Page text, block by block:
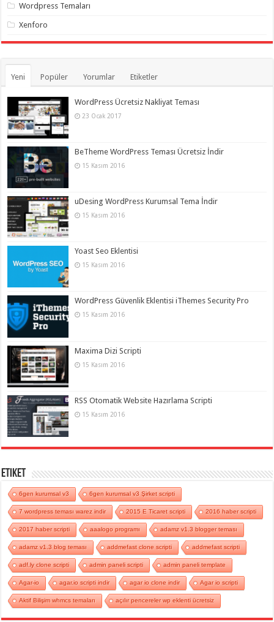
Wordpress Temaları
Xenforo
Yeni Popüler Yorumlar Etiketler
WordPress Ücretsiz Nakliyat Teması
23 Ocak 2017
BeTheme WordPress Teması Ücretsiz İndir
15 Kasım 2016
uDesing WordPress Kurumsal Tema İndir
15 Kasım 2016
Yoast Seo Eklentisi
15 Kasım 2016
WordPress Güvenlik Eklentisi iThemes Security Pro
15 Kasım 2016
Maxima Dizi Scripti
15 Kasım 2016
RSS Otomatik Website Hazırlama Scripti
15 Kasım 2016
Etiket
6gen kurumsal v3 6gen kurumsal v3 Şirket scripti
7 wordpress teması warez indir 2015 E Ticaret scripti 2016 haber scripti
2017 haber scripti aaalogo programı adamz v1.3 blogger teması
adamz v1.3 blog teması addmefast clone scripti addmefast scripti
adf.ly clone scripti admin paneli scripti admin paneli template
Agar-io agar.io scripti indir agar io clone indir Agar io scripti
Aktif Bilişim whmcs temaları açılır pencereler wp eklenti ücretsiz